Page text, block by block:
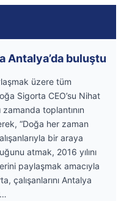
Antalya’da buluştu
üzere tüm
Sigorta CEO’su Nihat
zamanda toplantının
“Doğa her zaman
bir araya
atmak, 2016 yılını
paylaşmak amacıyla
çalışanlarını Antalya